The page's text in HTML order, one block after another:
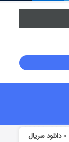
»دانلود سریال